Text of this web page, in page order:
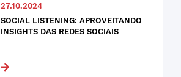
27.10.2024
SOCIAL LISTENING: APROVEITANDO
INSIGHTS DAS REDES SOCIAIS